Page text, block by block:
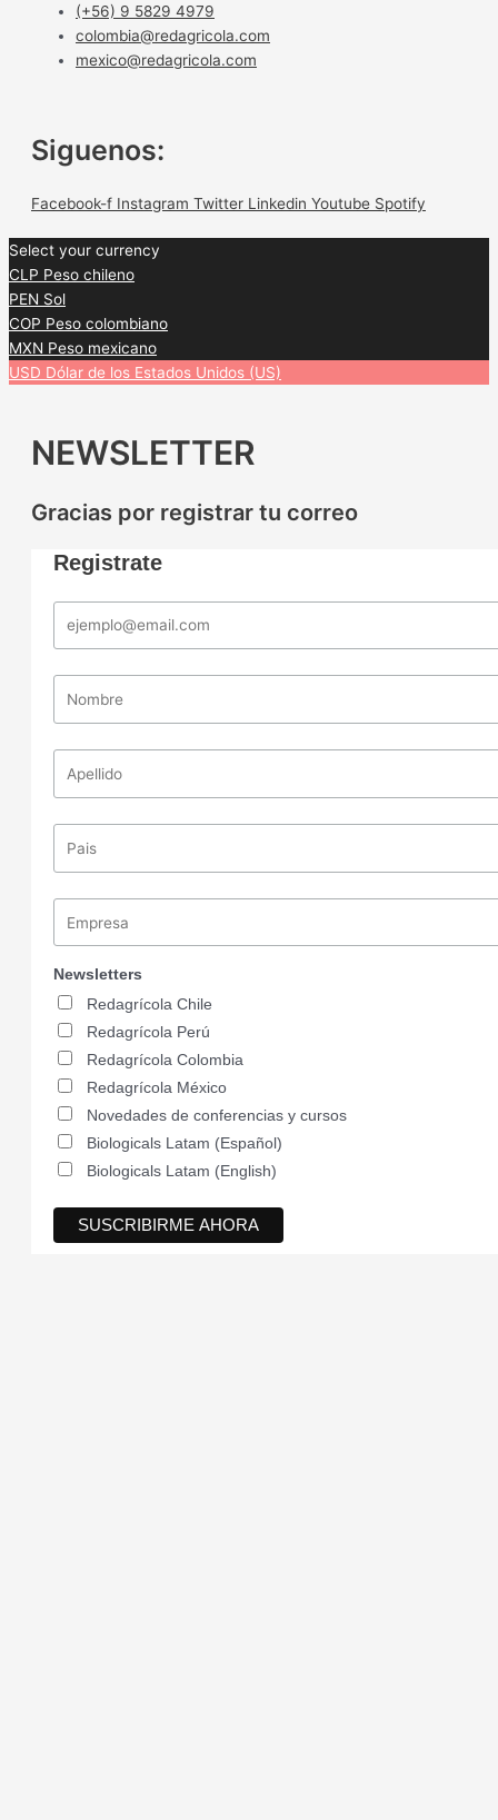
(+56) 9 5829 4979
colombia@redagricola.com
mexico@redagricola.com
Siguenos:
Facebook-f Instagram Twitter Linkedin Youtube Spotify
Select your currency
CLP Peso chileno
PEN Sol
COP Peso colombiano
MXN Peso mexicano
USD Dólar de los Estados Unidos (US)
NEWSLETTER
Gracias por registrar tu correo
Registrate
Newsletters
Redagrícola Chile
Redagrícola Perú
Redagrícola Colombia
Redagrícola México
Novedades de conferencias y cursos
Biologicals Latam (Español)
Biologicals Latam (English)